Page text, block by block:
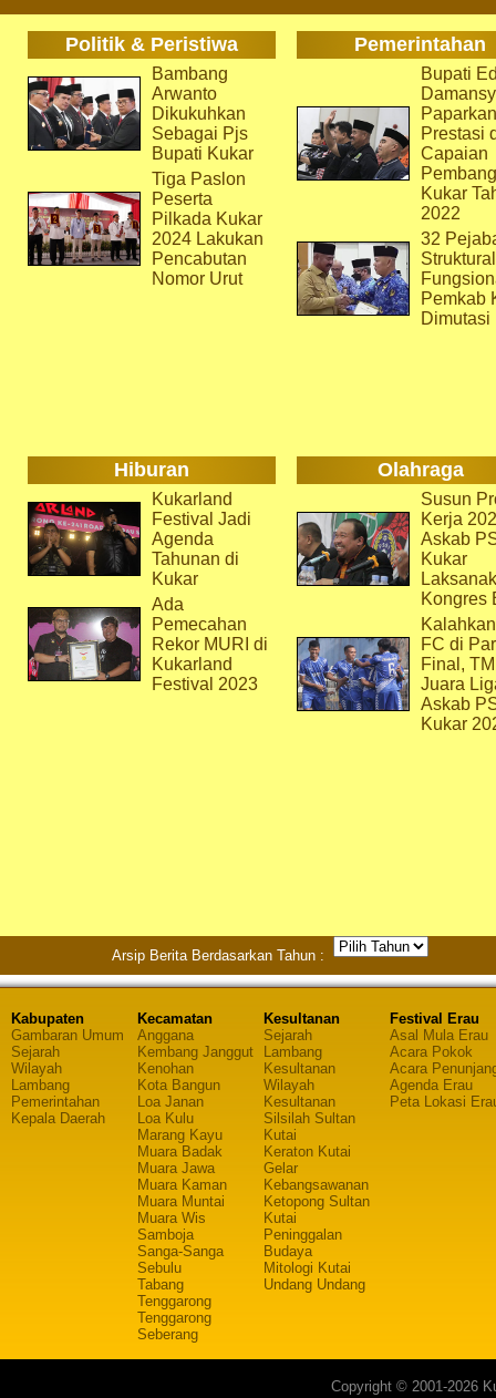
Politik & Peristiwa Pemerintahan
Bambang
Arwanto
Dikukuhkan
Sebagai Pjs
Bupati Kukar
Tiga Paslon
Peserta
Pilkada Kukar
2024 Lakukan
Pencabutan
Nomor Urut
Bupati
Paparkan
Prestasi
Capaian
Kukar
2022
32
Pemkab
Dimutasi
Hiburan Olahraga
Kukarland
Festival Jadi
Agenda
Tahunan di
Kukar
Ada
Pemecahan
Rekor MURI di
Kukarland
Festival 2023
Susun
Kerja
Askab
Kukar
Kongres
FC di
Final,
Juara
Askab
Kukar
Arsip Berita Berdasarkan Tahun :
Kabupaten
Gambaran Umum
Sejarah
Wilayah
Lambang
Pemerintahan
Kepala Daerah
Kecamatan
Anggana
Kembang Janggut
Kenohan
Kota Bangun
Loa Janan
Loa Kulu
Marang Kayu
Muara Badak
Muara Jawa
Muara Kaman
Muara Muntai
Muara Wis
Samboja
Sanga-Sanga
Sebulu
Tabang
Tenggarong
Tenggarong
Seberang
Kesultanan
Sejarah
Lambang
Kesultanan
Wilayah
Kesultanan
Silsilah Sultan
Kutai
Keraton Kutai
Gelar
Kebangsawanan
Ketopong Sultan
Kutai
Peninggalan
Budaya
Mitologi Kutai
Undang Undang
Festival Erau
Asal Mula Erau
Acara Pokok
Acara
Agenda Erau
Peta Lokasi
Copyright © 2001-2026